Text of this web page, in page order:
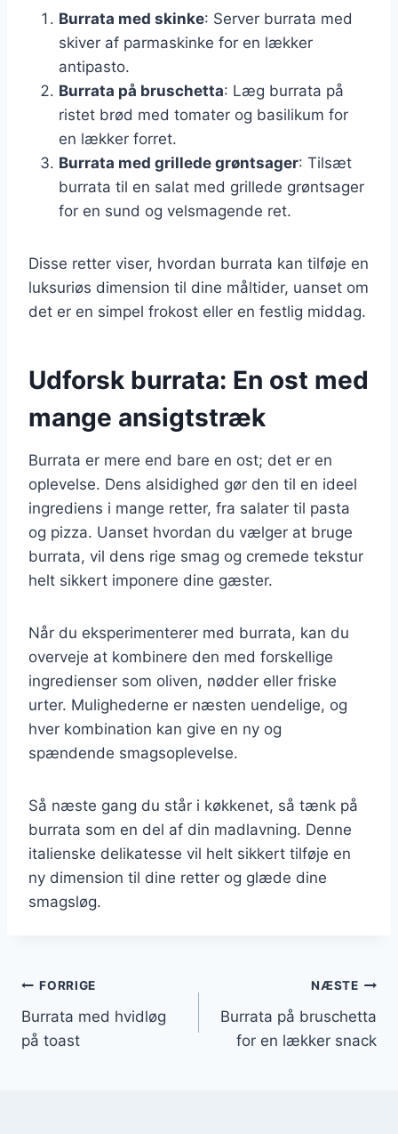
Burrata med skinke: Server burrata med
skiver af parmaskinke for en lækker
antipasto.
Burrata på bruschetta: Læg burrata på
ristet brød med tomater og basilikum for
en lækker forret.
Burrata med grillede grøntsager: Tilsæt
burrata til en salat med grillede grøntsager
for en sund og velsmagende ret.
Disse retter viser, hvordan burrata kan tilføje en
luksuriøs dimension til dine måltider, uanset om
det er en simpel frokost eller en festlig middag.
Udforsk burrata: En ost med
mange ansigtstræk
Burrata er mere end bare en ost; det er en
oplevelse. Dens alsidighed gør den til en ideel
ingrediens i mange retter, fra salater til pasta
og pizza. Uanset hvordan du vælger at bruge
burrata, vil dens rige smag og cremede tekstur
helt sikkert imponere dine gæster.
Når du eksperimenterer med burrata, kan du
overveje at kombinere den med forskellige
ingredienser som oliven, nødder eller friske
urter. Mulighederne er næsten uendelige, og
hver kombination kan give en ny og
spændende smagsoplevelse.
Så næste gang du står i køkkenet, så tænk på
burrata som en del af din madlavning. Denne
italienske delikatesse vil helt sikkert tilføje en
ny dimension til dine retter og glæde dine
smagsløg.
Indlægsnavigation
FORRIGE
Burrata med hvidløg
på toast
NÆSTE
Burrata på bruschetta
for en lækker snack